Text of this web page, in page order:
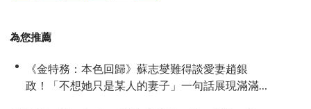
為您推薦
《金特務：本色回歸》蘇志燮難得談愛妻趙銀
政！「不想她只是某人的妻子」一句話展現滿滿